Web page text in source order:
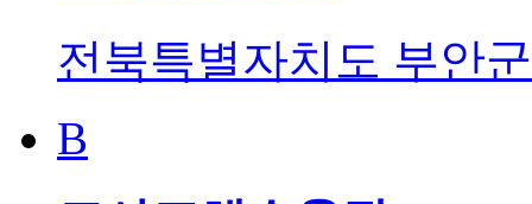
전북특별자치도 부안
B